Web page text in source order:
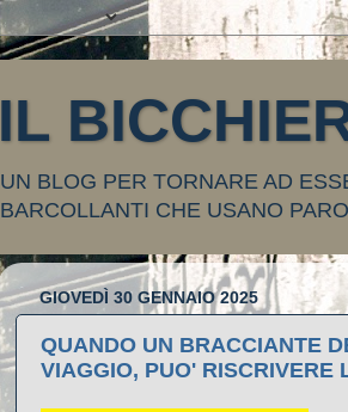
IL
UN BLOG PER TORNARE AD
BARCOLLANTI CHE USANO
GIOVEDÌ 30 GENNAIO 2025
QUANDO UN BRACCIANTE
VIAGGIO, PUO' RISCRIVERE